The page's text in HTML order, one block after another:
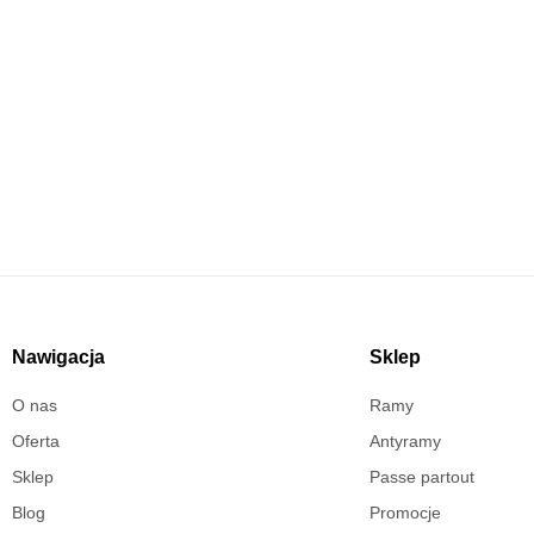
Nawigacja
O nas
Oferta
Sklep
Blog
Sklep
Ramy
Antyramy
Passe partout
Promocje